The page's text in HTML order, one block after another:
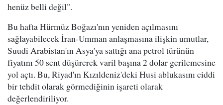
henüz belli değil".
Bu hafta Hürmüz Boğazı'nın yeniden açılmasını
sağlayabilecek İran-Umman anlaşmasına ilişkin umutlar,
Suudi Arabistan'ın Asya'ya sattığı ana petrol türünün
fiyatını 50 sent düşürerek varil başına 2 dolar gerilemesine
yol açtı. Bu, Riyad'ın Kızıldeniz'deki Husi ablukasını ciddi
bir tehdit olarak görmediğinin işareti olarak
değerlendiriliyor.